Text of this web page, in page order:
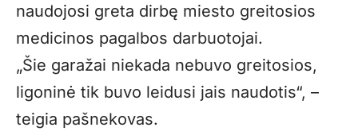
naudojosi greta dirbę miesto greitosios
medicinos pagalbos darbuotojai.
„Šie garažai niekada nebuvo greitosios,
ligoninė tik buvo leidusi jais naudotis“, –
teigia pašnekovas.